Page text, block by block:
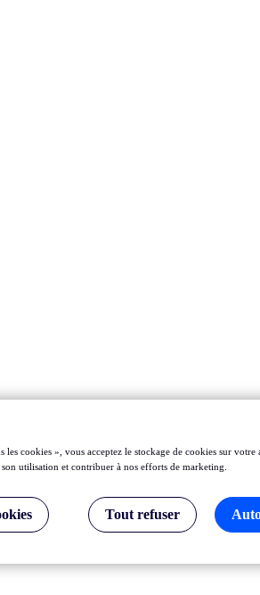
les cookies », vous acceptez le stockage de cookies sur
utilisation et contribuer à nos efforts de marketing.
Tout refuser